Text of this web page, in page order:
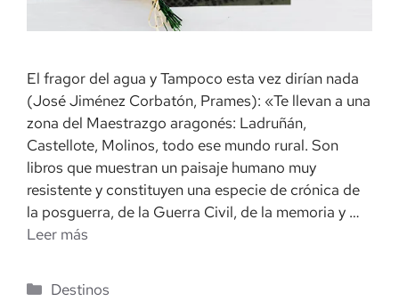
El fragor del agua y Tampoco esta vez dirían nada
(José Jiménez Corbatón, Prames): «Te llevan a una
zona del Maestrazgo aragonés: Ladruñán,
Castellote, Molinos, todo ese mundo rural. Son
libros que muestran un paisaje humano muy
resistente y constituyen una especie de crónica de
la posguerra, de la Guerra Civil, de la memoria y …
Leer más
Categorías
Destinos